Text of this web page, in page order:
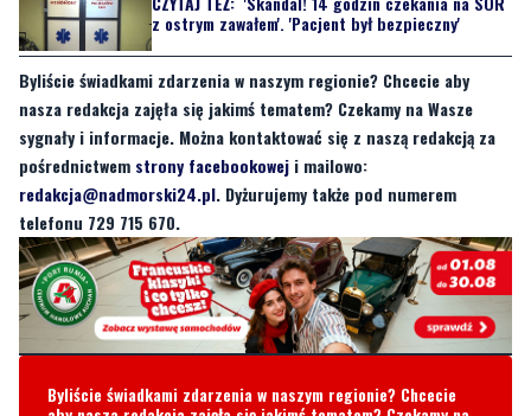
z ostrym zawałem'. 'Pacjent był bezpieczny'
Byliście świadkami zdarzenia w naszym regionie? Chcecie aby
nasza redakcja zajęła się jakimś tematem? Czekamy na Wasze
sygnały i informacje. Można kontaktować się z naszą redakcją za
pośrednictwem strony facebookowej i mailowo:
redakcja@nadmorski24.pl. Dyżurujemy także pod numerem
telefonu 729 715 670.
Byliście świadkami zdarzenia w naszym regionie? Chcecie